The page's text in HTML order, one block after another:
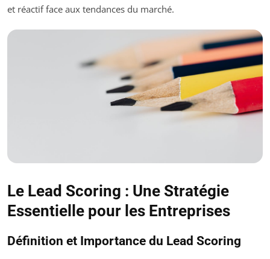
et réactif face aux tendances du marché.
Le Lead Scoring : Une Stratégie
Essentielle pour les Entreprises
Définition et Importance du Lead Scoring